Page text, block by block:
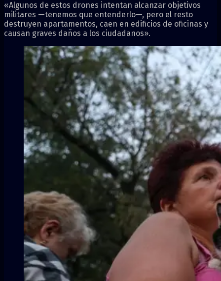
«Algunos de estos drones intentan alcanzar objetivos
militares —tenemos que entenderlo—, pero el resto
destruyen apartamentos, caen en edificios de oficinas y
causan graves daños a los ciudadanos».